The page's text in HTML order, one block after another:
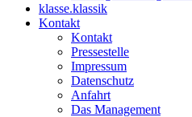
klasse.klassik
Kontakt
Kontakt
Pressestelle
Impressum
Datenschutz
Anfahrt
Das Management